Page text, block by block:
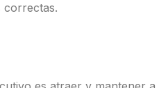
correctas.